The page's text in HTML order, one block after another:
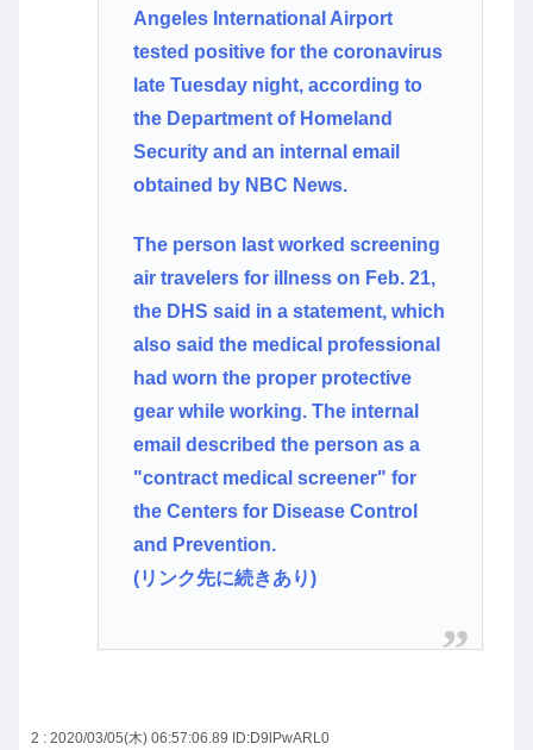
Angeles International Airport
tested positive for the coronavirus
late Tuesday night, according to
the Department of Homeland
Security and an internal email
obtained by NBC News.
The person last worked screening
air travelers for illness on Feb. 21,
the DHS said in a statement, which
also said the medical professional
had worn the proper protective
gear while working. The internal
email described the person as a
"contract medical screener" for
the Centers for Disease Control
and Prevention.
(リンク先に続きあり)
2 : 2020/03/05(木) 06:57:06.89 ID:D9lPwARL0